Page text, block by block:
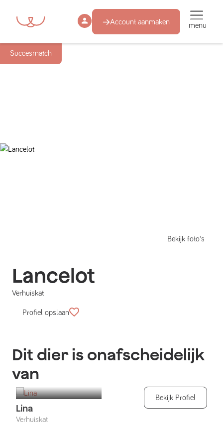
Account aanmaken menu
Succesmatch
Bekijk foto's
Lancelot
Verhuiskat
Profiel opslaan
Dit dier is onafscheidelijk
van
Lina
Verhuiskat
Bekijk Profiel